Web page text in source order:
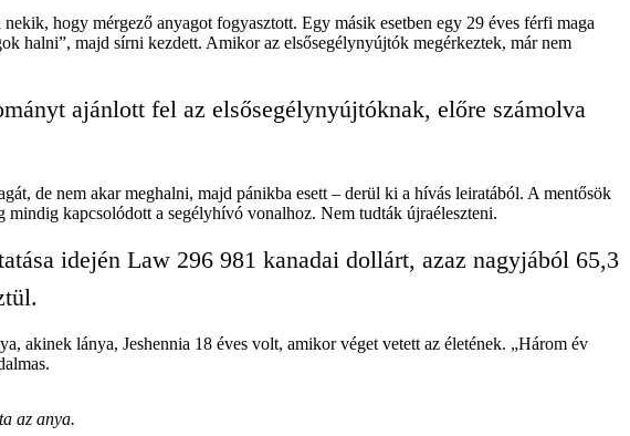
hogy mérgező anyagot fogyasztott. Egy másik esetben egy 29 éves férfi maga
halni”, majd sírni kezdett. Amikor az elsősegélynyújtók megérkeztek, már nem
ajánlott fel az elsősegélynyújtóknak, előre számolva
de nem akar meghalni, majd pánikba esett – derül ki a hívás leiratából. A mentősök
mindig kapcsolódott a segélyhívó vonalhoz. Nem tudták újraéleszteni.
idején Law 296 981 kanadai dollárt, azaz nagyjából 65,3
akinek lánya, Jeshennia 18 éves volt, amikor véget vetett az életének. „Három év
az anya.